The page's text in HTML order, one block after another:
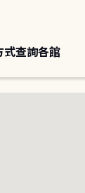
式查詢各館